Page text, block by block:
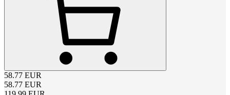
58.77 EUR
58.77 EUR